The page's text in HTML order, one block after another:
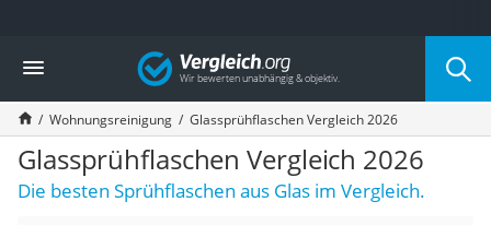
Die beliebtesten Vergleiche nach Kategorie
Haushalt
Wassersprudler
Zentralstaubsauger
Brotbackautomat
Wischroboter
Wäschespinne
Vergleich
Wohnungsreinigung Glassprühflaschen Vergleich 2026
Glassprühflaschen Vergleich 2026
Die besten Sprühflaschen aus Glas im Vergleich.